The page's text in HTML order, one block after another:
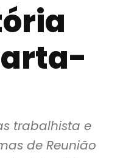
trabalhista e
de Reunião